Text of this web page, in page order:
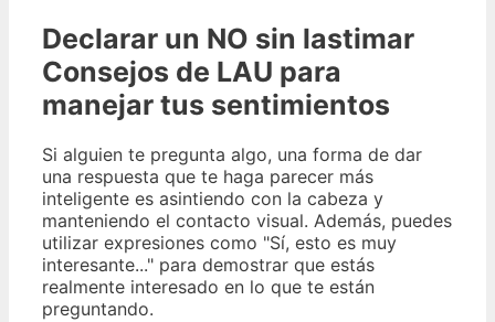
Declarar un NO sin lastimar
Consejos de LAU para
manejar tus sentimientos
Si alguien te pregunta algo, una forma de dar
una respuesta que te haga parecer más
inteligente es asintiendo con la cabeza y
manteniendo el contacto visual. Además, puedes
utilizar expresiones como "Sí, esto es muy
interesante..." para demostrar que estás
realmente interesado en lo que te están
preguntando.